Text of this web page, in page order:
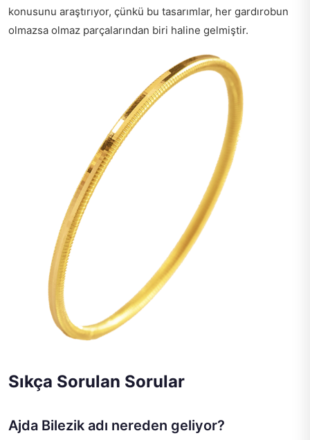
konusunu araştırıyor, çünkü bu tasarımlar, her gardırobun
olmazsa olmaz parçalarından biri haline gelmiştir.
Sıkça Sorulan Sorular
Ajda Bilezik adı nereden geliyor?